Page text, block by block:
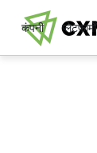
कंपनी प्लेटफार्मों